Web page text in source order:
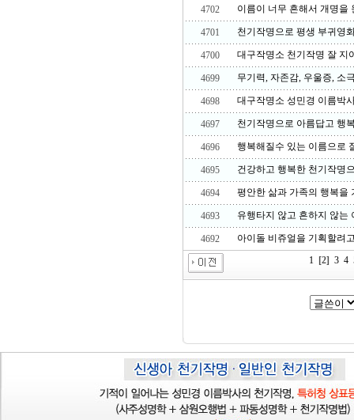
4702 이름이 너무 흔해서 개명을
4701 천기작명으로 평생 부귀영
4700 대구작명소 천기작명 잘 지
4699 무기력, 자존감, 우울증, 소
4698 대구작명소 성민경 이름박
4697 천기작명으로 아름답고 행
4696 행복해질수 있는 이름으로
4695 건강하고 행복한 천기작명
4694 평안한 삶과 가족의 행복을
4693 유행타지 않고 흔하지 않는
4692
아이돌 비쥬얼을 기획할려
1 [2] 3 4